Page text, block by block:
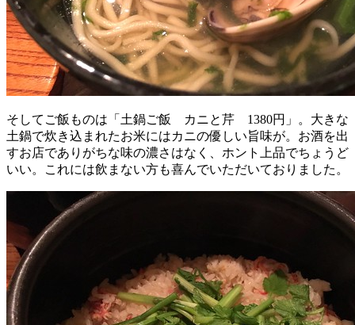
そしてご飯ものは「土鍋ご飯 カニと芹 1380円」。大きな
土鍋で炊き込まれたお米にはカニの優しい旨味が。お酒を出
すお店でありがちな味の濃さはなく、ホント上品でちょうど
いい。これには飲まない方も喜んでいただいておりました。